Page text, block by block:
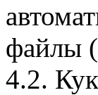
файлы
4.2.